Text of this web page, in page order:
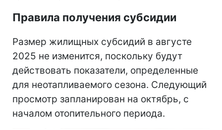
Правила получения субсидии
Размер жилищных субсидий в августе
2025 не изменится, поскольку будут
действовать показатели, определенные
для неотапливаемого сезона. Следующий
просмотр запланирован на октябрь, с
началом отопительного периода.